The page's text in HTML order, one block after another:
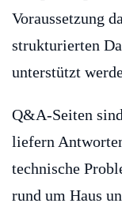
Voraussetzung
strukturierten
unterstützt
Q&A-Seiten
liefern
technische
rund um Haus